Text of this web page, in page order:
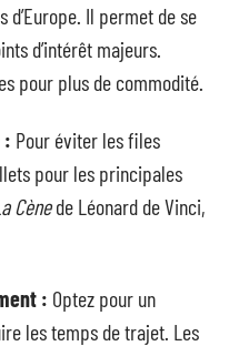
d’Europe. Il permet de se
d’intérêt majeurs.
pour plus de commodité.
: Pour éviter les files
pour les principales
Cènede Léonard de Vinci,
: Optez pour un
les temps de trajet. Les